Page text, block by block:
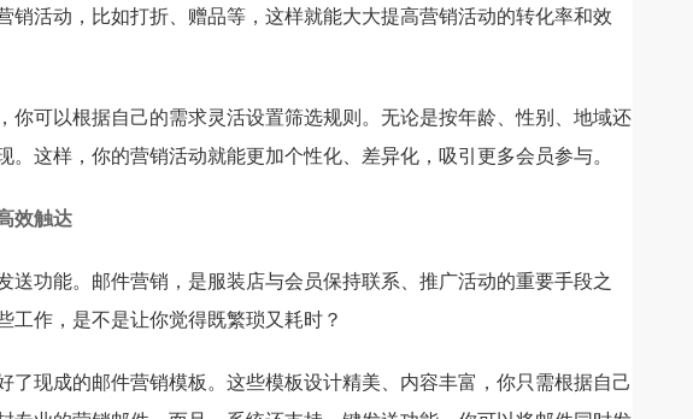
销活动，比如打折、赠品等，这样就能大大提高营销活动的转化率和效
你可以根据自己的需求灵活设置筛选规则。无论是按年龄、性别、地域还
这样，你的营销活动就能更加个性化、差异化，吸引更多会员参与。
效触达
送功能。邮件营销，是服装店与会员保持联系、推广活动的重要手段之
工作，是不是让你觉得既繁琐又耗时？
了现成的邮件营销模板。这些模板设计精美、内容丰富，你只需根据自己